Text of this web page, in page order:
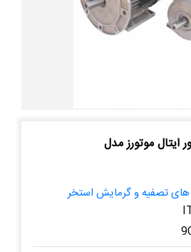
3000 دور ایتال موتورز مدل
تصفیه و گرمایش استخر